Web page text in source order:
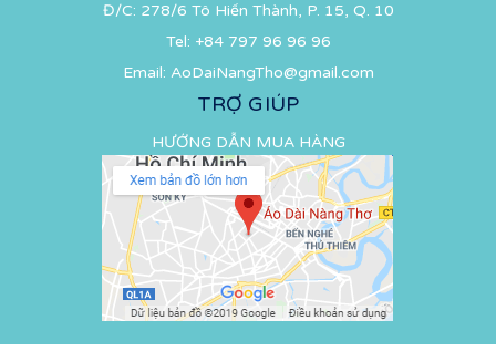
Đ/C: 278/6 Tô Hiến Thành, P. 15, Q. 10
Tel: +84 797 96 96 96
Email: AoDaiNangTho@gmail.com
TRỢ GIÚP
HƯỚNG DẪN MUA HÀNG